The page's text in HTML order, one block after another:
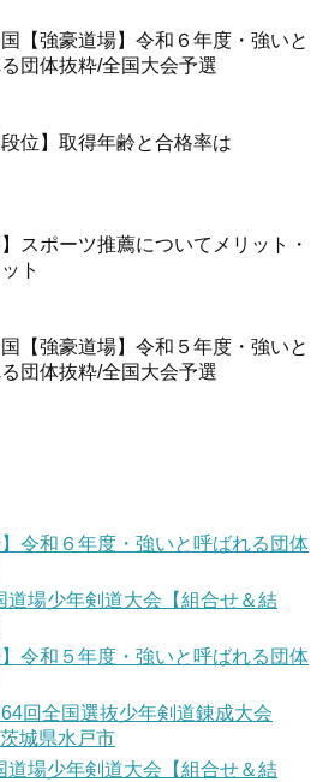
【強豪道場】令和６年度・強いと
団体抜粋/全国大会予選
位】取得年齢と合格率は
】スポーツ推薦についてメリット・
ト
【強豪道場】令和５年度・強いと
団体抜粋/全国大会予選
令和６年度・強いと呼ばれる団体
道場少年剣道大会【組合せ＆結
令和５年度・強いと呼ばれる団体
回全国選抜少年剣道錬成大会
城県水戸市
道場少年剣道大会【組合せ＆結